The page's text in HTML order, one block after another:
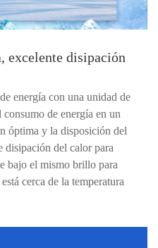
excelente disipación
energía con una unidad de
de energía en un
óptima y la disposición del
disipación del calor para
bajo el mismo brillo para
cerca de la temperatura